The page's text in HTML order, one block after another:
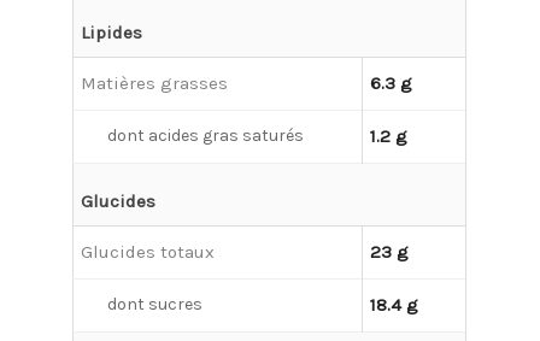
Lipides
Matières grasses 6.3 g
dont acides gras saturés 1.2 g
Glucides
Glucides totaux 23 g
dont sucres 18.4 g